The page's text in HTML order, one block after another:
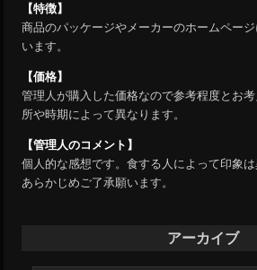
【特徴】
商品のパッケージやメーカーのホームペー
います。
【価格】
管理人が購入した価格なので参考程度とお
所や時期によって異なります。
【管理人のコメント】
個人的な感想です。食する人によって印象は
あらかじめご了承願います。
アーカイブ